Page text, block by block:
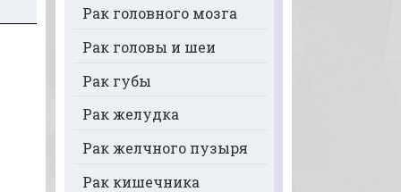
Рак головного мозга
Рак головы и шеи
Рак губы
Рак желудка
Рак желчного пузыря
Рак кишечника